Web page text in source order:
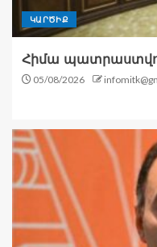
ԿԱՐԾԻՔ
Հիմա
05/08/2026